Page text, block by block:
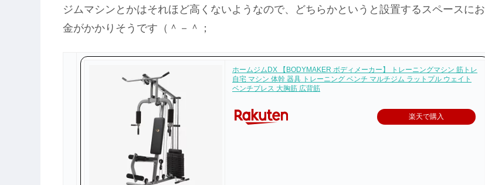
ジムマシンとかはそれほど高くないようなので、どちらかというと設置するスペースにお
金がかかりそうです（＾－＾；
ホームジムDX 【BODYMAKER ボディメーカー】 トレーニングマシン 筋トレ
自宅 マシン 体幹 器具 トレーニング ベンチ マルチジム ラットプル ウェイト
ベンチプレス 大胸筋 広背筋
楽天で購入